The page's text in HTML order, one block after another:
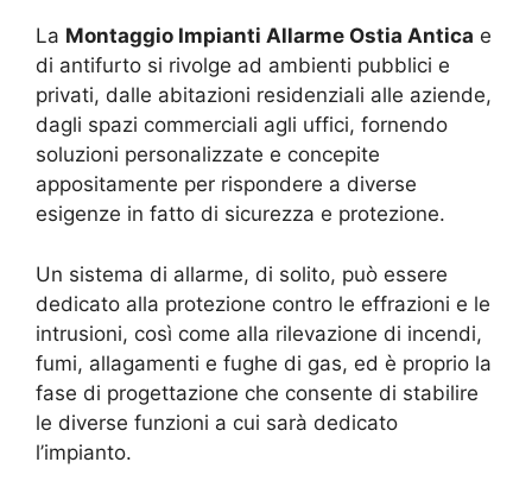
La Montaggio Impianti Allarme Ostia Antica e
di antifurto si rivolge ad ambienti pubblici e
privati, dalle abitazioni residenziali alle aziende,
dagli spazi commerciali agli uffici, fornendo
soluzioni personalizzate e concepite
appositamente per rispondere a diverse
esigenze in fatto di sicurezza e protezione.
Un sistema di allarme, di solito, può essere
dedicato alla protezione contro le effrazioni e le
intrusioni, così come alla rilevazione di incendi,
fumi, allagamenti e fughe di gas, ed è proprio la
fase di progettazione che consente di stabilire
le diverse funzioni a cui sarà dedicato
l’impianto.